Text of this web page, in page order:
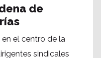
de
el centro de la
sindicales